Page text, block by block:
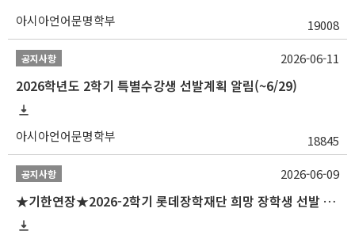
아시아언어문명학부 19008
공지사항
2026학년도 2학기 특별수강생 선발계획 알림(~6/29)
아시아언어문명학부 18845
2026-06-11
공지사항
★기한연장★2026-2학기 롯데장학재단 희망 장학생 선발 안내(~6/15
2026-06-09